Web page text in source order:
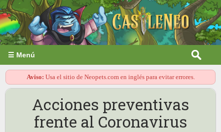
☰ Menú
Aviso: Usa el sitio de Neopets.com en inglés para evitar errores.
Acciones preventivas
frente al Coronavirus